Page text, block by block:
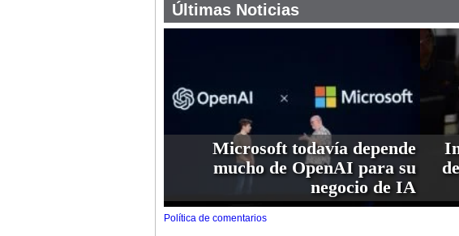
Últimas Noticias
Microsoft todavía depende
mucho de OpenAI para su
negocio de IA
Política de comentarios